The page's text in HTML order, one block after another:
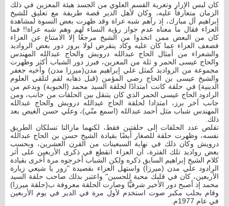
كان لبس الإزار وتعرية القسم العلوي من الجسد هيئة المعزين في ذلك
الزمان متعارفاً عليه، وكان لأهل الدير قصة طريفة مع تعليق للشيخ
إبراهيم آل مبارك، إذ رآهم شبه عراة وقد ظهرت بعض النسوة لمشاهدة
العزاء فقال ما معناه عدم جواز رؤية النساء لهم وهم شبه عراة!! فما
كان من البعض ممن اتخذوا من الشيخ مرجعًا إلا الامتناع عن العزاء
فضعف العزاء عما كان عليه وكاد ينقرض لولا بروز دور بعض الرواديد
والشعراء من أمثال الحاج عبدالله درويش والحاج عبدالله المهندس
والحاج عيسى الحمر و ثلة من المعزين، فبرز دور الشباب أكثر وظهرت
مجموعة من الرواديد كمثل علي إبراهيم مدن(ميرزا مدن) وأخيه جعفر
والشيخ عيسى بن الحاج رضي المؤمن (قبل ذهابه لقم لتلقي العلوم
الدينية) في حلقة كانت امتدادًا لحلقة السيد محمد (الحبوبة) وبدعم من
الرادود الحاج عيسى الحمر الذي كان يتنقل بين الحلقات من جانب، ومن
جانب آخر برز، امتدادا لحلقة الحاج عبدالله درويش والحاج عبدالله
المهندس شباب مثل أحمد عبدالله (اسمع منّي)، وعلي حسن الغيص بعد
ذلك.
تقلص عدد الحلقات إلى حلقتين فقط، لكنهما مازالتا تسلكان الطريق
نفسه، وظهرت حلقة للصغار أيضًا بقيادة الشيخ حسن بن الحاج عبدالله
درويش وكان ذلك في نهاية السبعينات من القرن العشرين، وبحسب
بعض رواديد تلك الفترة، أن العزاء انقطع في ذكرى الأربعين على أثر
كلام الشيخ إبراهيم السابق ذكره ولكن الشباب أخرجوه مرة أخرى بقيادة
الرادود علي مدن (ميرزا) واستهل العزاء بقصيدة "زور يا شيعي زيارة
الأربعين، كان في قلبك محبة للحسين" واعتبر بذلك صاحب حلقة السيد
محمد إذ أصبح دور الأخير شرفيًّا وصارت الحلقة معروفة ب(حلقة ميرزا)
وقام بجلب مكبر صوت استخدم لأول مرة في الدير في يوم الأربعين
في عام 1977م.